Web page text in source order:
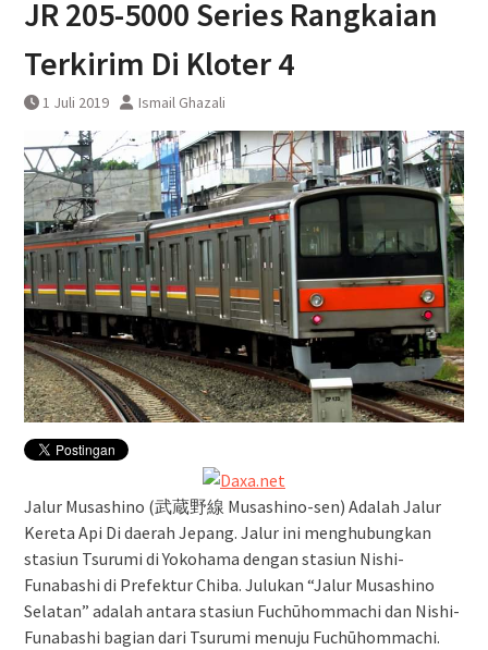
Yogyakarta
JR 205-5000 Series Rangkaian
Terkirim Di Kloter 4
1 Juli 2019 Ismail Ghazali
Jalur Musashino (武蔵野線 Musashino-sen) Adalah Jalur
Kereta Api Di daerah Jepang. Jalur ini menghubungkan
stasiun Tsurumi di Yokohama dengan stasiun Nishi-
Funabashi di Prefektur Chiba. Julukan “Jalur Musashino
Selatan” adalah antara stasiun Fuchūhommachi dan Nishi-
Funabashi bagian dari Tsurumi menuju Fuchūhommachi.